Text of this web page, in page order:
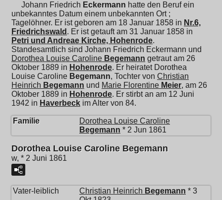
Johann Friedrich Eckermann hatte den Beruf ein
unbekanntes Datum einem unbekannten Ort ;
Tagelöhner. Er ist geboren am 18 Januar 1858 in Nr.6,
Friedrichswald . Er ist getauft am 31 Januar 1858 in
Petri und Andreae Kirche, Hohenrode.
Standesamtlich sind Johann Friedrich Eckermann und
Dorothea Louise Caroline Begemann getraut am 26
Oktober 1889 in Hohenrode. Er heiratet Dorothea
Louise Caroline Begemann, Tochter von Christian
Heinrich Begemann und Marie Florentine Meier, am 26
Oktober 1889 in Hohenrode. Er stirbt an am 12 Juni
1942 in Haverbeck im Alter von 84.
Familie
Dorothea Louise Caroline
Begemann * 2 Jun 1861
Dorothea Louise Caroline Begemann
w, * 2 Juni 1861
Vater-leiblich Christian Heinrich Begemann * 3